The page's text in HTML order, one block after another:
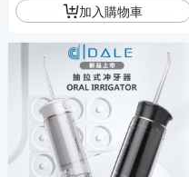
加入購物車